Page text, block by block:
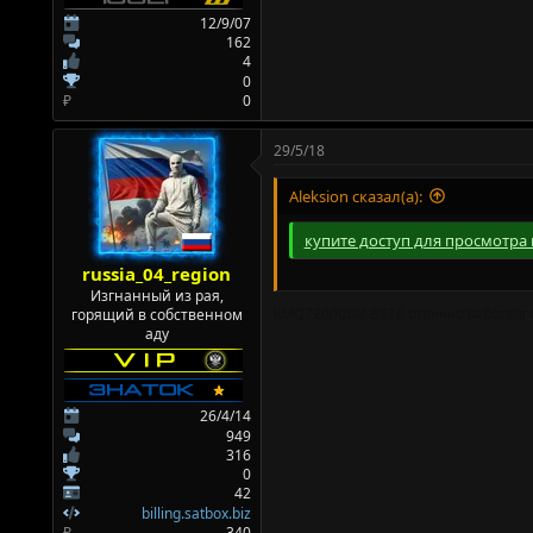
12/9/07
162
4
0
₽
0
russia_04_region
Изгнанный из рая,
горящий в собственном
аду
26/4/14
949
316
0
42
billing.satbox.biz
29/5/18
Aleksion сказал(а):
купите доступ для просмотра